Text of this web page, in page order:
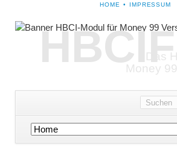
NAVIGATION
HOME IMPRESSUM
Das
Money
Navigation
überspringen